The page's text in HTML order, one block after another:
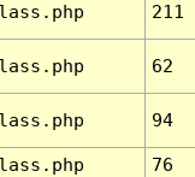
211
62
94
76